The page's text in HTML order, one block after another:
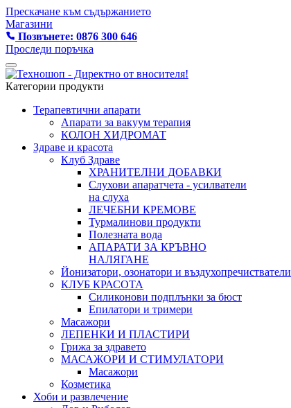
Прескачане към съдържанието
Магазини
Позвънете: 0876 300 646
Проследи поръчка
Категории продукти
Терапевтични апарати
Апарати за вакуум терапия
КОЛОН ХИДРОМАТ
Здраве и красота
Клуб Здраве
ХРАНИТЕЛНИ ДОБАВКИ
Слухови апаратчета - усилватели
на слуха
ЛЕЧЕБНИ КРЕМОВЕ
Турмалинови продукти
Полезната вода
АПАРАТИ ЗА КРЪВНО
НАЛЯГАНЕ
Йонизатори, озонатори и въздухопречистватели
КЛУБ КРАСОТА
Силиконови подплънки за бюст
Епилатори и тримери
Масажори
ЛЕПЕНКИ И ПЛАСТИРИ
Грижа за здравето
МАСАЖОРИ И СТИМУЛАТОРИ
Масажори
Козметика
Хоби и развлечение